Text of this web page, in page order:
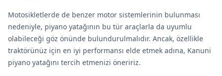
Motosikletlerde de benzer motor sistemlerinin bulunması
nedeniyle, piyano yatağının bu tür araçlarla da uyumlu
olabileceği göz önünde bulundurulmalıdır. Ancak, özellikle
traktörünüz için en iyi performansı elde etmek adına, Kanuni
piyano yatağını tercih etmenizi öneririz.